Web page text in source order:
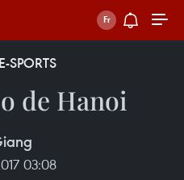
SPORTS
de Hanoi
03:08